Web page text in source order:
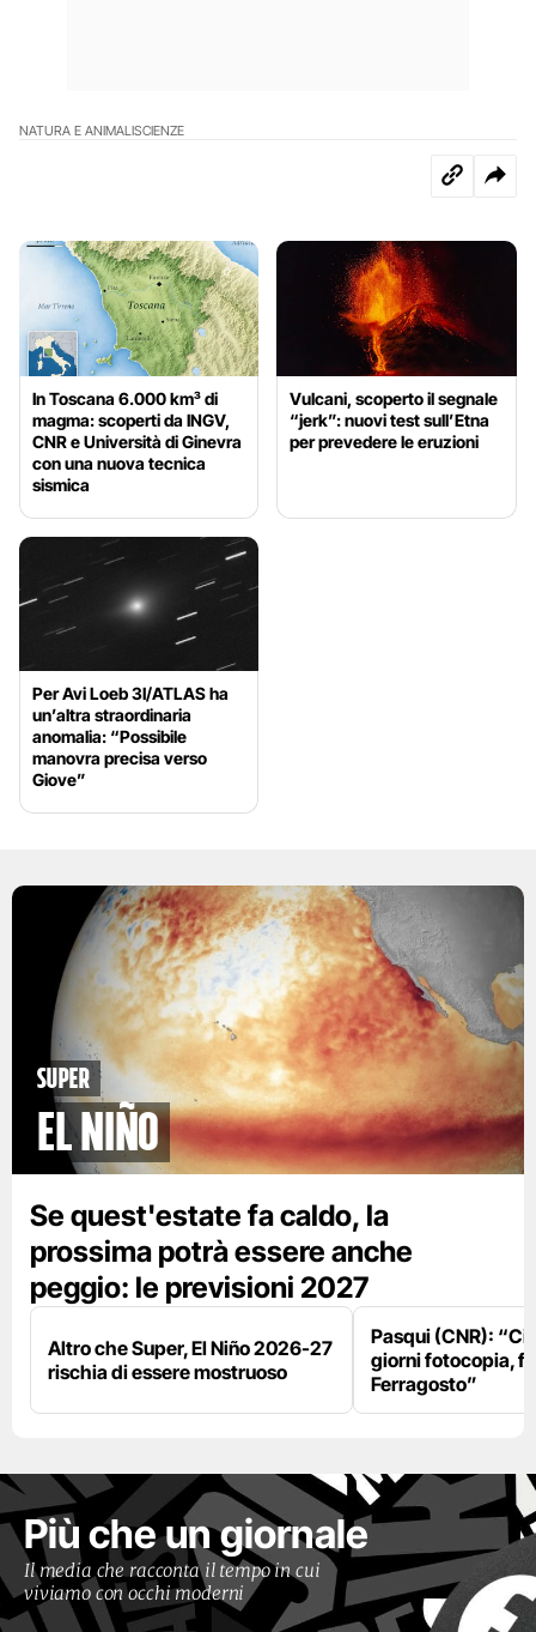
NATURA E ANIMALISCIENZE
In Toscana 6.000 km³ di
magma: scoperti da INGV,
CNR e Università di Ginevra
con una nuova tecnica
sismica
Vulcani, scoperto il segnale
“jerk”: nuovi test sull’Etna
per prevedere le eruzioni
Per Avi Loeb 3I/ATLAS ha
un’altra straordinaria
anomalia: “Possibile
manovra precisa verso
Giove”
Super
El Niño
Se quest'estate fa caldo, la
prossima potrà essere anche
peggio: le previsioni 2027
Altro che Super, El Niño 2026-27
rischia di essere mostruoso
Pasqui (CNR):
giorni fotocopia,
Ferragosto”
Più che un giornale
Il media che racconta il tempo in cui
viviamo con occhi moderni